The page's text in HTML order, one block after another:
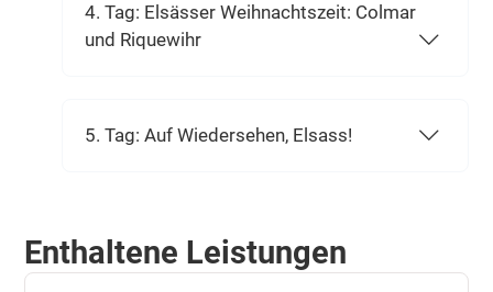
4. Tag: Elsässer Weihnachtszeit: Colmar
und Riquewihr
5. Tag: Auf Wiedersehen, Elsass!
Enthaltene Leistungen